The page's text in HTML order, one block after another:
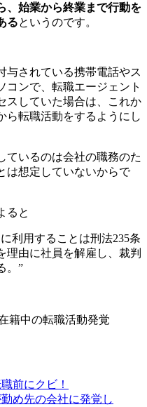
、始業から終業まで行動を
るというのです。
与されている携帯電話やス
コンで、転職エージェント
スしていた場合は、これか
ら転職活動をするようにし
ているのは会社の職務のた
は想定していないからで
ると
利用することは刑法235条
理由に社員を解雇し、裁判
。”
籍中の転職活動発覚
前にクビ！
め先の会社に発覚し